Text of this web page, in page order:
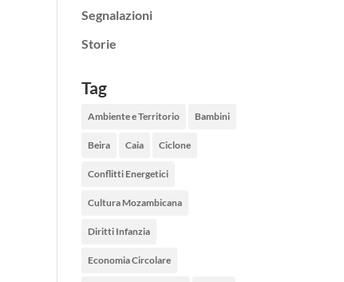
Segnalazioni
Storie
Tag
Ambiente e Territorio Bambini
Beira Caia Ciclone
Conflitti Energetici
Cultura Mozambicana
Diritti Infanzia
Economia Circolare